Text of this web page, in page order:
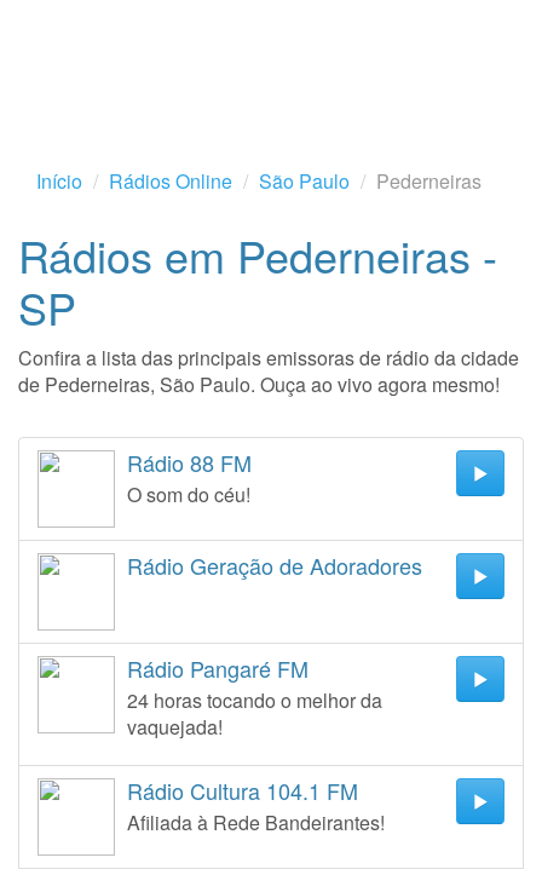
Início Rádios Online São Paulo Pederneiras
Rádios em Pederneiras -
SP
Confira a lista das principais emissoras de rádio da cidade
de Pederneiras, São Paulo. Ouça ao vivo agora mesmo!
Rádio 88 FM
O som do céu!
Rádio Geração de Adoradores
Rádio Pangaré FM
24 horas tocando o melhor da
vaquejada!
Rádio Cultura 104.1 FM
Afiliada à Rede Bandeirantes!